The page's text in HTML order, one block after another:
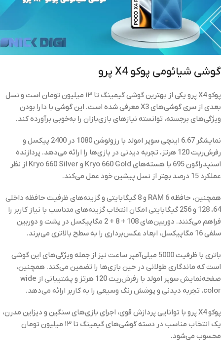
گوشی شیائومی پوکو X4 پرو
پوکو X4 پرو یکی از بهترین گوشی‌ گیمینگ تا ۱۳ میلیون تومان است و نسل
بعدی از سری گوشی‌های X3 معرفی شده است. این گوشی با دارا بودن
ویژگی‌های برجسته، توانسته نیازهای بازی‌بازان را به‌خوبی برآورده کند.
نمایشگر 6.67 اینچی سوپر امولد با رزولوشن 1080 در 2400 پیکسل و
رفرش‌ریت 120 هرتز، تجربه دیدنی در بازی‌ها را ارائه می‌دهد. پردازنده
اسنپدراگون 695 با هسته‌های Kryo 660 Gold و Kryo 660 Silver از نظر
عملکرد 15 درصد بهتر از نسل پیشین خود عمل می‌کند.
همچنین، حافظه RAM 6 و 8 گیگابایتی و گزینه‌های ظرفیت حافظه داخلی
64، 128 و 256 گیگابایتی امکان انتخاب گزینه‌های متناسب با نیاز کاربر را
فراهم می‌کنند. دوربین‌های 108 + 8 + 2 مگاپیکسل در پشت و دوربین
سلفی 16 مگاپیکسل، ابعاد عکس‌برداری را به سطح بالاتری می‌برند.
باتری با ظرفیت 5000 میلی‌آمپر ساعت نیز از جمله ویژگی‌های این گوشی
است که ماندگاری طولانی در حین بازی‌ها را تضمین می‌کند. همچنین،
صفحه‌نمایش سوپر امولد با رفرش‌ریت 120 هرتز و پشتیبانی از wide
color، تجربه دیدنی و پوشش رنگ وسیعی را به کاربر ارائه می‌دهد.
پوکو X4 پرو با توانایی پردازش قوی، اجرای بازی‌های سنگین و دیزاین مدرن،
یک انتخاب مناسب در دسته گوشی‌های گیمینگ تا ۱۳ میلیون تومان
محسوب می‌شود.